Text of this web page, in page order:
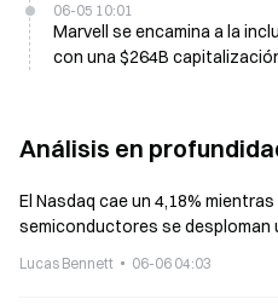
06-05 10:01
Marvell se encamina a la
con una $264B capitalización bursátil, la acción sube 5% el
Análisis en
El Nasdaq cae un 4,18%
semiconductores se desploman
Lucas Bennett 06-06 04:03